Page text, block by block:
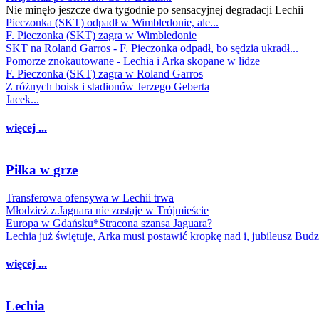
Nie minęło jeszcze dwa tygodnie po sensacyjnej degradacji Lechii
Pieczonka (SKT) odpadł w Wimbledonie, ale...
F. Pieczonka (SKT) zagra w Wimbledonie
SKT na Roland Garros - F. Pieczonka odpadł, bo sędzia ukradł...
Pomorze znokautowane - Lechia i Arka skopane w lidze
F. Pieczonka (SKT) zagra w Roland Garros
Z różnych boisk i stadionów Jerzego Geberta
Jacek...
więcej ...
Piłka w grze
Transferowa ofensywa w Lechii trwa
Młodzież z Jaguara nie zostaje w Trójmieście
Europa w Gdańsku*Stracona szansa Jaguara?
Lechia już świętuje, Arka musi postawić kropkę nad i, jubileusz
więcej ...
Lechia